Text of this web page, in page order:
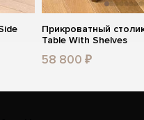
Прикроватный
Table With Shelves
58 800 ₽